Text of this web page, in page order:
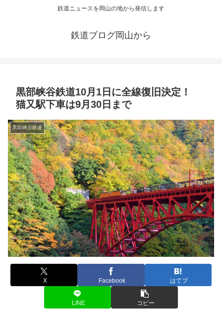
鉄道ニュースを岡山の地から発信します
鉄道ブログ岡山から
黒部峡谷鉄道10月1日に全線復旧決定！
猫又駅下車は9月30日まで
黒部峡谷鉄道
X Facebook はてブ
LINE コピー